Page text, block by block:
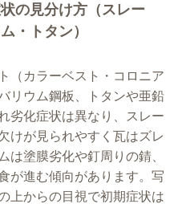
の見分け方（スレー
・トタン）
（カラーベスト・コロニア
リウム鋼板、トタンや亜鉛
劣化症状は異なり、スレー
けが見られやすく瓦はズレ
は塗膜劣化や釘周りの錆、
が進む傾向があります。写
上からの目視で初期症状は